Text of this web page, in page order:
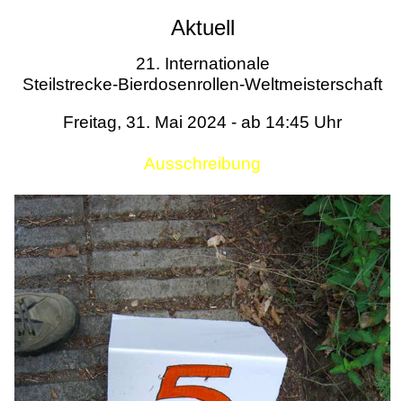
Literatur
Termine
Aktuell
21. Internationale
Steilstrecke-Bierdosenrollen-Weltmeisterschaft
Freitag, 31. Mai 2024 - ab 14:45 Uhr
Ausschreibung